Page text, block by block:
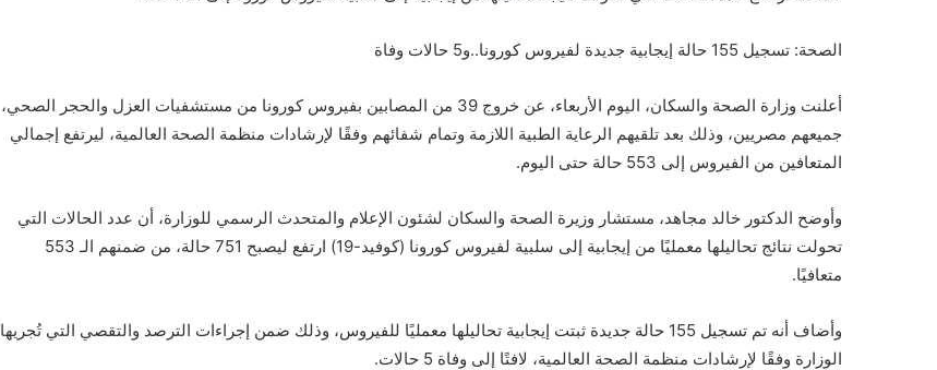
الصحة: تسجيل 155 حالة إيجابية جديدة لفيروس كورونا..و5 حالات وفاة
أعلنت وزارة الصحة والسكان، اليوم الأربعاء، عن خروج 39 من المصابين بفيروس كورونا من مستشفيات العزل والحجر الصحي،
جميعهم مصريين، وذلك بعد تلقيهم الرعاية الطبية اللازمة وتمام شفائهم وفقًا لإرشادات منظمة الصحة العالمية، ليرتفع إجمالي
المتعافين من الفيروس إلى 553 حالة حتى اليوم.
وأوضح الدكتور خالد مجاهد، مستشار وزيرة الصحة والسكان لشئون الإعلام والمتحدث الرسمي للوزارة، أن عدد الحالات التي
تحولت نتائج تحاليلها معمليًا من إيجابية إلى سلبية لفيروس كورونا (كوفيد-19) ارتفع ليصبح 751 حالة، من ضمنهم الـ 553
متعافيًا.
وأضاف أنه تم تسجيل 155 حالة جديدة ثبتت إيجابية تحاليلها معمليًا للفيروس، وذلك ضمن إجراءات الترصد والتقصي التي تُجريها
الوزارة وفقًا لإرشادات منظمة الصحة العالمية، لافتًا إلى وفاة 5 حالات.